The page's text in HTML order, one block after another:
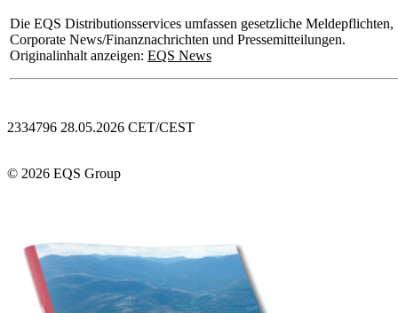
Die EQS Distributionsservices umfassen gesetzliche Meldepflichten,
Corporate News/Finanznachrichten und Pressemitteilungen.
Originalinhalt anzeigen: EQS News
2334796 28.05.2026 CET/CEST
© 2026 EQS Group